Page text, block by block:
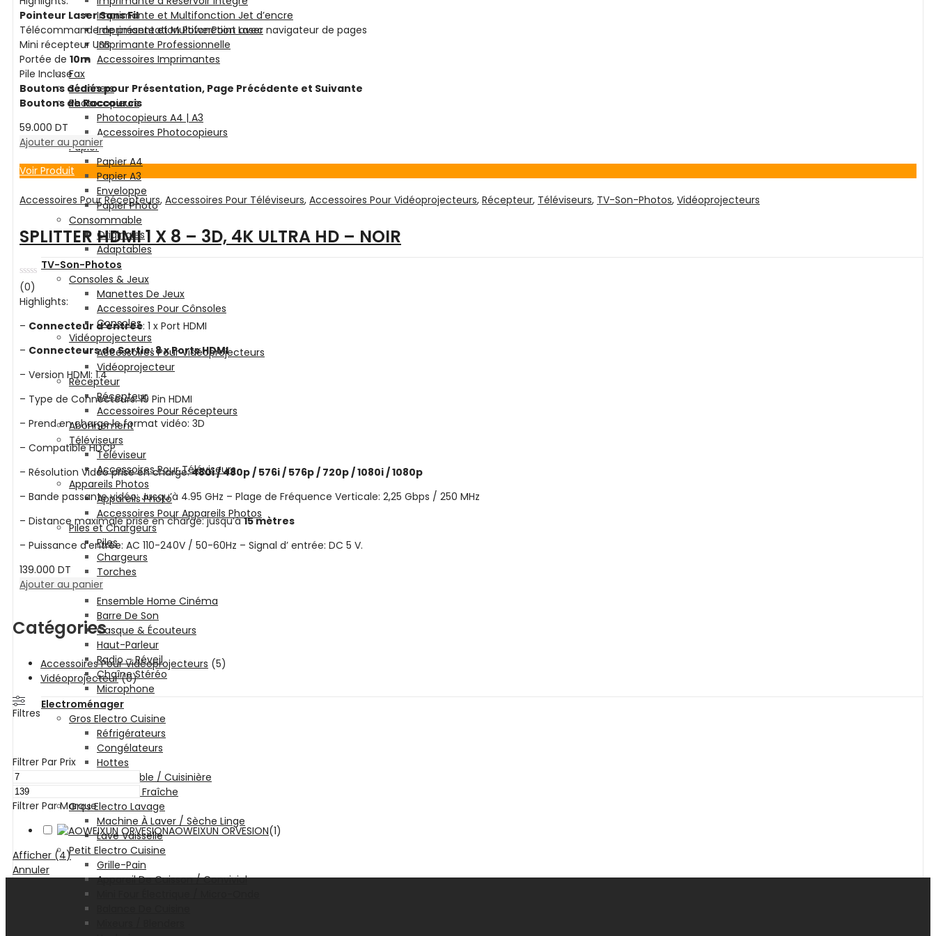
Imprimante et Multifonction Jet d’encre
Imprimante et Multifonction Laser
Imprimante Professionnelle
Accessoires Imprimantes
Fax
Scanners
Photocopieurs
Photocopieurs A4 | A3
Accessoires Photocopieurs
Papier
Papier A4
Papier A3
Enveloppe
Papier Photo
Consommable
Originales
Adaptables
TV-Son-Photos
Consoles & Jeux
Manettes De Jeux
Accessoires Pour Cônsoles
Consoles
Vidéoprojecteurs
Accessoires Pour Vidéoprojecteurs
Vidéoprojecteur
Récepteur
Récepteur
Accessoires Pour Récepteurs
Abonnement
Téléviseurs
Téléviseur
Accessoires Pour Téléviseurs
Appareils Photos
Appareils Photo
Accessoires Pour Appareils Photos
Piles et Chargeurs
Piles
Chargeurs
Torches
SON
Ensemble Home Cinéma
Barre De Son
Casque & Écouteurs
Haut-Parleur
Radio – Réveil
Chaîne Stéréo
Microphone
Electroménager
Gros Electro Cuisine
Réfrigérateurs
Congélateurs
Hottes
Encastrable / Cuisinière
Fontaine Fraîche
Gros Electro Lavage
Machine À Laver / Sèche Linge
Lave Vaisselle
Petit Electro Cuisine
Grille-Pain
Appareil De Cuisson / Convivial
sur
5
Pointeur Laser Sans Fil
Télécommande de présentation PowerPoint avec navigateur de pages
Mini récepteur USB
Portée de 10m
Pile Incluse
Boutons dédiés pour Présentation, Page Précédente et Suivante
Boutons de Raccourcis
59.000 DT
Ajouter au panier
Voir Produit
Accessoires Pour Récepteurs, Accessoires Pour Téléviseurs, Accessoires Pour Vidéoprojecteurs, Récepteur, Téléviseurs, TV-Son-Photos, Vidéoprojecteurs
SPLITTER HDMI 1 X 8 – 3D, 4K ULTRA HD – NOIR
Note
0
sur
(0)
Highlights:
– Connecteur d’entreé: 1 x Port HDMI
– Connecteurs de Sortie: 8 x Ports HDMI
– Version HDMI: 1.4
– Type de Connecteurs: 19 Pin HDMI
– Prend en charge le format vidéo: 3D
– Compatible HDCP
– Résolution Vidéo prise en charge:480i / 480p / 576i / 576p / 720p / 1080i / 1080p
– Bande passante vidéo: Jusqu’à 4.95 GHz – Plage de Fréquence Verticale: 2,25 Gbps / 250 MHz
– Distance maximale prise en charge: jusqu’à15 mètres
– Puissance d’entrée: AC 110-240V / 50-60Hz – Signal d’ entrée: DC 5 V.
139.000 DT
Ajouter au panier
Catégories
Accessoires Pour Vidéoprojecteurs (5)
Vidéoprojecteur (0)
Filtres
Filtrer Par Prix
Filtrer Par Marque
AOWEIXUN ORVESION(1)
Afficher (4)
Annuler